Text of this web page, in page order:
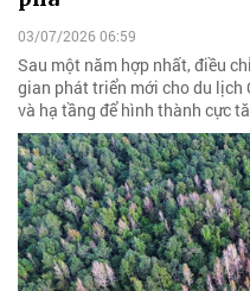
03/07/2026 06:59
Sau một năm hợp nhất, điều
gian phát triển mới cho du lịch
và hạ tầng để hình thành cực